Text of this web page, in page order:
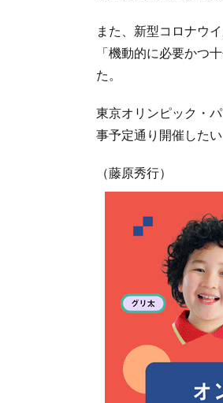
また、新型コロナウ
「機動的に必要かつ
た。
東京オリンピック・
事予定通り開催したい
（藤原秀行）